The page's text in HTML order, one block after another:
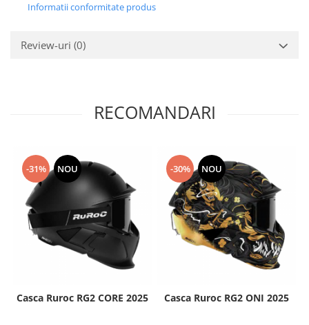
Informatii conformitate produs
Review-uri (0)
RECOMANDARI
-31% NOU
Casca Ruroc RG2 CORE 2025
-30% NOU
Casca Ruroc RG2 ONI 2025